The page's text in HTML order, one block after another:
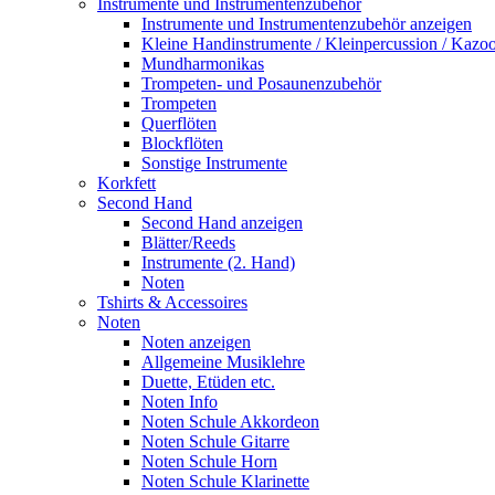
Instrumente und Instrumentenzubehör
Instrumente und Instrumentenzubehör anzeigen
Kleine Handinstrumente / Kleinpercussion /
Mundharmonikas
Trompeten- und Posaunenzubehör
Trompeten
Querflöten
Blockflöten
Sonstige Instrumente
Korkfett
Second Hand
Second Hand anzeigen
Blätter/Reeds
Instrumente (2. Hand)
Noten
Tshirts & Accessoires
Noten
Noten anzeigen
Allgemeine Musiklehre
Duette, Etüden etc.
Noten Info
Noten Schule Akkordeon
Noten Schule Gitarre
Noten Schule Horn
Noten Schule Klarinette